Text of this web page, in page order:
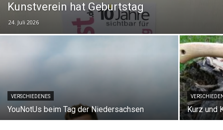
Kunstverein hat Geburtstag
24. Juli 2026
VERSCHIEDENES
YouNotUs beim Tag der Niedersachsen Kurz und